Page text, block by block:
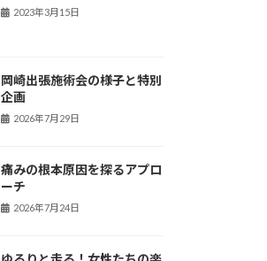
2023年3月15日
岡崎出張施術会の様子と特別
企画
2026年7月29日
痛みの根本原因を探るアプロ
ーチ
2026年7月24日